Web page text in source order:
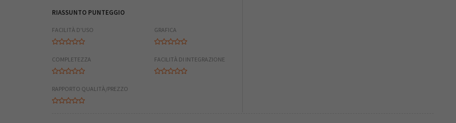
RIASSUNTO PUNTEGGIO
FACILITÀ D'USO GRAFICA
COMPLETEZZA FACILITÀ DI INTEGRAZIONE
RAPPORTO QUALITÀ/PREZZO